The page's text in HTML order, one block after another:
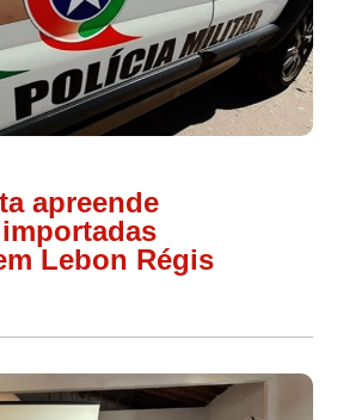
apreende
Lebon Régis